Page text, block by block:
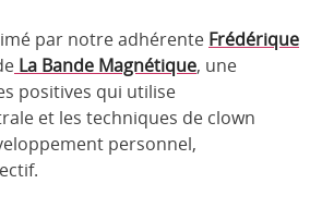
par notre adhérente Frédérique
La Bande Magnétique, une
positives qui utilise
et les techniques de clown
personnel,